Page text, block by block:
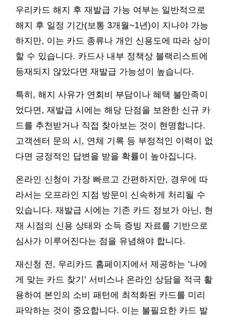
우리카드 해지 후 재발급 가능 여부는 일반적으로
해지 후 일정 기간(보통 3개월~1년)이 지나야 가능
하지만, 이는 카드 종류나 개인 신용도에 따라 상이
할 수 있습니다. 카드사 내부 정책상 블랙리스트에
등재되지 않았다면 재발급 가능성이 높습니다.
특히, 해지 사유가 연회비 부담이나 혜택 불만족이
었다면, 재발급 시에는 해당 단점을 보완한 신규 카
드를 추천받거나 직접 찾아보는 것이 현명합니다.
고객센터 문의 시, 연체 기록 등 부정적인 이력이 없
다면 긍정적인 답변을 받을 확률이 높아집니다.
온라인 신청이 가장 빠르고 간편하지만, 경우에 따
라서는 오프라인 지점 방문이 신속하게 처리될 수
있습니다. 재발급 시에는 기존 카드 정보가 아닌, 현
재 시점의 신용 상태와 소득 증빙 자료를 기반으로
심사가 이루어진다는 점을 유념해야 합니다.
재신청 전, 우리카드 홈페이지에서 제공하는 ‘나에
게 맞는 카드 찾기’ 서비스나 온라인 상담을 적극 활
용하여 본인의 소비 패턴에 최적화된 카드를 미리
파악하는 것이 중요합니다. 이는 불필요한 카드 발